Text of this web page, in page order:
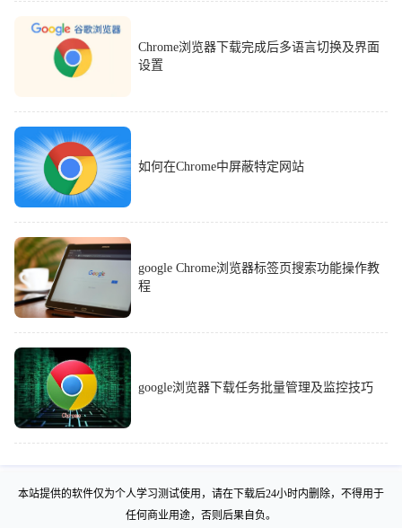
Chrome浏览器下载完成后多语言切换及界面
设置
如何在Chrome中屏蔽特定网站
google Chrome浏览器标签页搜索功能操作教
程
google浏览器下载任务批量管理及监控技巧
本站提供的软件仅为个人学习测试使用，请在下载后24小时内删除，不得用于
任何商业用途，否则后果自负。